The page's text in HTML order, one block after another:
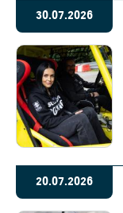
30.07.2026
20.07.2026